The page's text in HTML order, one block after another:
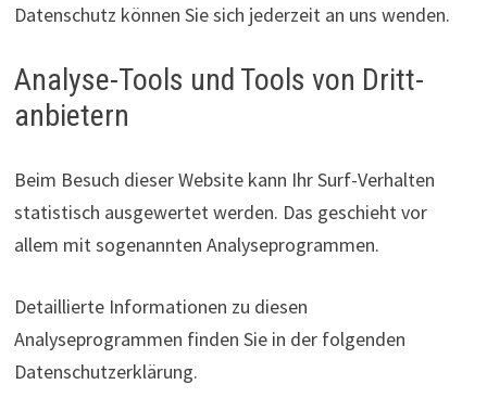
Datenschutz können Sie sich jederzeit an uns wenden.
Analyse-Tools und Tools von Dritt­
anbietern
Beim Besuch dieser Website kann Ihr Surf-Verhalten
statistisch ausgewertet werden. Das geschieht vor
allem mit sogenannten Analyseprogrammen.
Detaillierte Informationen zu diesen
Analyseprogrammen finden Sie in der folgenden
Datenschutzerklärung.